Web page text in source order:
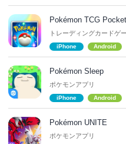
Pokémon TCG Pocket
トレーディングカードゲ
iPhone Android
Pokémon Sleep
ポケモンアプリ
iPhone Android
Pokémon UNITE
ポケモンアプリ